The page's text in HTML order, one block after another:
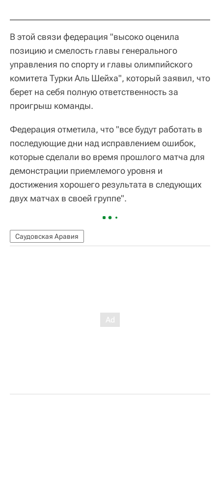
В этой связи федерация "высоко оценила
позицию и смелость главы генерального
управления по спорту и главы олимпийского
комитета Турки Аль Шейха", который заявил, что
берет на себя полную ответственность за
проигрыш команды.
Федерация отметила, что "все будут работать в
последующие дни над исправлением ошибок,
которые сделали во время прошлого матча для
демонстрации приемлемого уровня и
достижения хорошего результата в следующих
двух матчах в своей группе".
Саудовская Аравия